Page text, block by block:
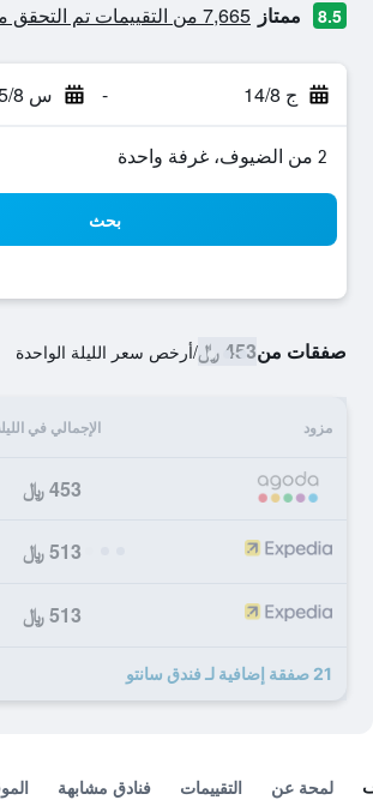
8.5 ممتاز 7,665 من التقييمات تم التحقق منها
ج 14/8 - س 15/8
2 من الضيوف، غرفة واحدة
بحث
صفقات من453 ﷼ /أرخص سعر الليلة الواحدة
مزود الإجمالي في
453 ﷼
513 ﷼
513 ﷼
21 صفقة إضافية لـ فندق سانتو
لمحة عن التقييمات فنادق مشابهة